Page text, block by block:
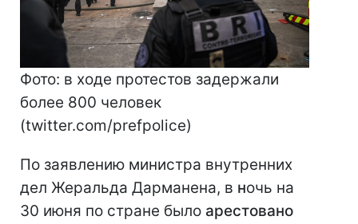
Фото: в ходе протестов задержали
более 800 человек
(twitter.com/prefpolice)
По заявлению министра внутренних
дел Жеральда Дарманена, в ночь на
30 июня по стране было арестовано